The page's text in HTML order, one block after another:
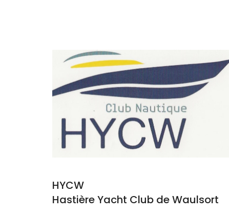
HYCW
Hastière Yacht Club de Waulsort